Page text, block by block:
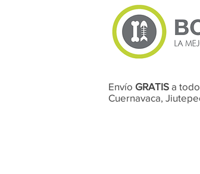
Envío GRATIS a
Cuernavaca,